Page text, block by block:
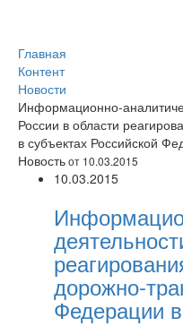
Главная
Контент
Новости
Информационно-
России в области
в субъектах Российской
Новостьот 10.03.2015
10.03.2015
дорожно-
Федерации